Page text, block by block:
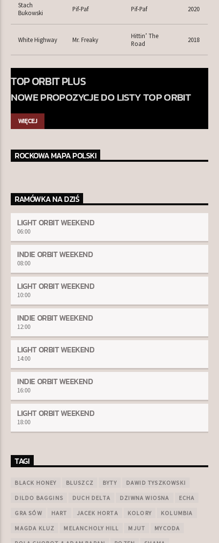
Stach
Bukowski
Pif-Paf Pif-Paf 2020
White Highway Mr. Freaky
Hittin’ The
Road
2018
TOP ORBIT PLUS
NOWE PROPOZYCJE DO LISTY TOP ORBIT
WIĘCEJ
ROCKOWA MAPA POLSKI
RAMÓWKA NA DZIŚ
LIGHT ORBIT WEEKEND
06:00
INDIE ORBIT WEEKEND
08:00
LIGHT ORBIT WEEKEND
10:00
INDIE ORBIT WEEKEND
12:00
LIGHT ORBIT WEEKEND
14:00
INDIE ORBIT WEEKEND
16:00
LIGHT ORBIT WEEKEND
18:00
TAGI
BLACK HONEY BLUSZCZ BYTY DAWID TYSZKOWSKI
DILDO BAGGINS DUCH DELTA DZIWNA WIOSNA ECHA
GRA SÓW HART JACEK HORTA KOLORY KOLUMBIA
MAGDA KLUZ MELANCHOLY HILL MJUT MYCODA